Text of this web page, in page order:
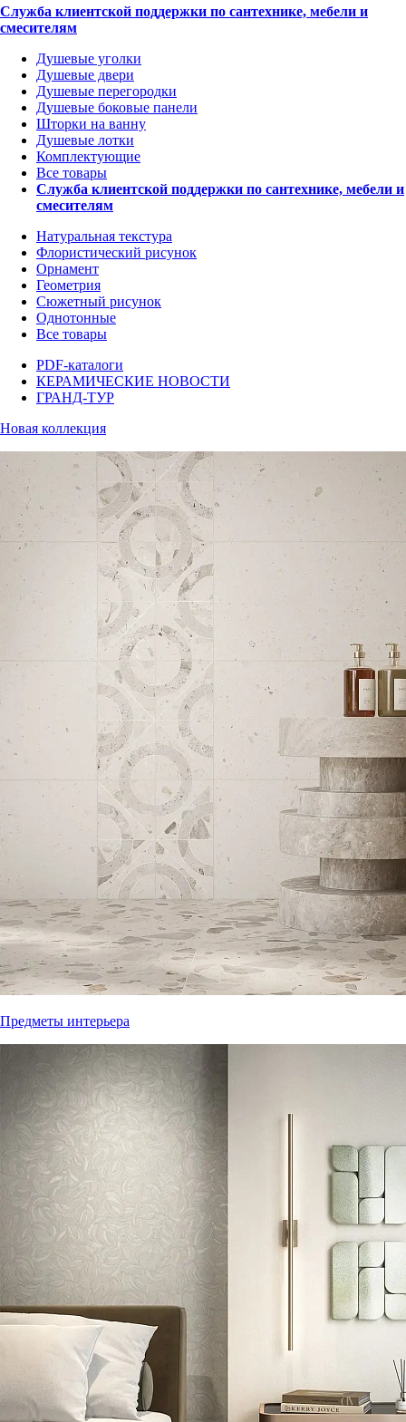
Служба клиентской поддержки по сантехнике, мебели и
смесителям
Душевые уголки
Душевые двери
Душевые перегородки
Душевые боковые панели
Шторки на ванну
Душевые лотки
Комплектующие
Все товары
Служба клиентской поддержки по сантехнике, мебели и
смесителям
Натуральная текстура
Флористический рисунок
Орнамент
Геометрия
Сюжетный рисунок
Однотонные
Все товары
PDF-каталоги
КЕРАМИЧЕСКИЕ НОВОСТИ
ГРАНД-ТУР
Новая коллекция
Предметы интерьера